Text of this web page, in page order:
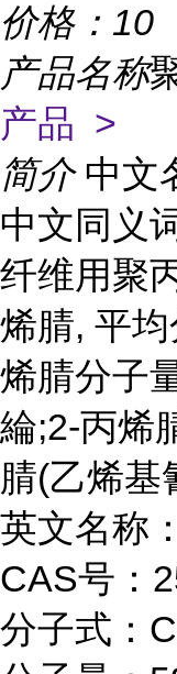
价格： 10
产品名称
产品 >
简介 中文
中文同义
纤维用聚
烯腈, 平
烯腈分子
綸;2-丙烯
腈(乙烯基
英文名称
CAS号：
分子式：